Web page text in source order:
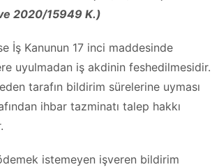
2020/15949 K.)
İş Kanunun 17 inci maddesinde
uyulmadan iş akdinin feshedilmesidir.
tarafın bildirim sürelerine uyması
ihbar tazminatı talep hakkı
istemeyen işveren bildirim